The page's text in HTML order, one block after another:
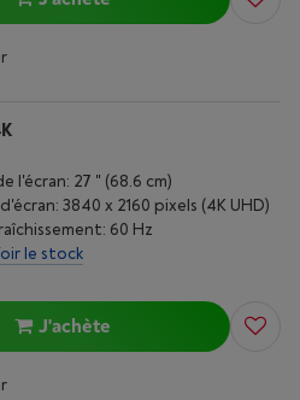
l'écran: 27 " (68.6 cm)
3840 x 2160 pixels (4K UHD)
60 Hz
le stock
J'achète